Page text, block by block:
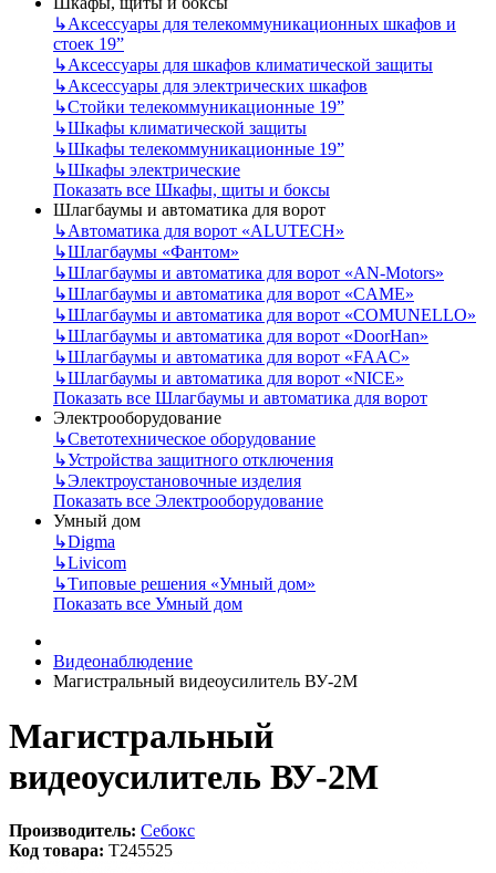
↳Аксессуары для телекоммуникационных шкафов и
стоек 19”
↳Аксессуары для шкафов климатической защиты
↳Аксессуары для электрических шкафов
↳Стойки телекоммуникационные 19”
↳Шкафы климатической защиты
↳Шкафы телекоммуникационные 19”
↳Шкафы электрические
Показать все Шкафы, щиты и боксы
Шлагбаумы и автоматика для ворот
↳Автоматика для ворот «ALUTECH»
↳Шлагбаумы «Фантом»
↳Шлагбаумы и автоматика для ворот «AN-Motors»
↳Шлагбаумы и автоматика для ворот «CAME»
↳Шлагбаумы и автоматика для ворот «COMUNELLO»
↳Шлагбаумы и автоматика для ворот «DoorHan»
↳Шлагбаумы и автоматика для ворот «FAAC»
↳Шлагбаумы и автоматика для ворот «NICE»
Показать все Шлагбаумы и автоматика для ворот
Электрооборудование
↳Светотехническое оборудование
↳Устройства защитного отключения
↳Электроустановочные изделия
Показать все Электрооборудование
Умный дом
↳Digma
↳Livicom
↳Типовые решения «Умный дом»
Показать все Умный дом
Видеонаблюдение
Магистральный видеоусилитель ВУ-2М
Магистральный
видеоусилитель ВУ-2М
Производитель: Себокс
Код товара: T245525